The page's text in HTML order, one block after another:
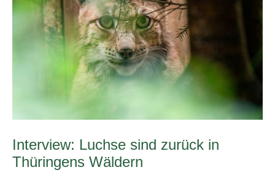
Interview: Luchse sind zurück in
Thüringens Wäldern